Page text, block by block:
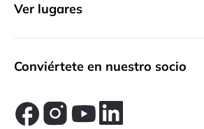
Ver lugares
Conviértete en nuestro socio